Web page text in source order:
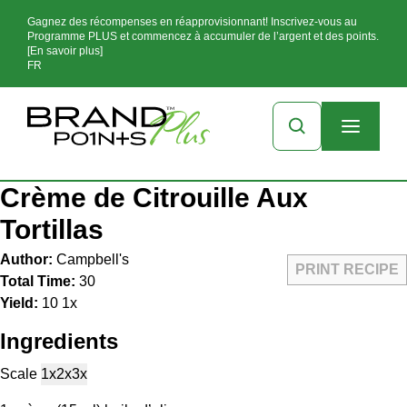
Gagnez des récompenses en réapprovisionnant! Inscrivez-vous au
Programme PLUS et commencez à accumuler de l’argent et des points.
[En savoir plus]
FR
Crème de Citrouille Aux
Tortillas
PRINT RECIPE
Author: Campbell's
Total Time: 30
Yield: 10 1x
Ingredients
Scale 1x2x3x